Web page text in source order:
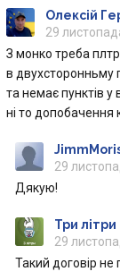
Олексій
29
З монко треба
в двухсторонньму
та немає пунктів у
ні то допобачення
29
Дякую!
Три літри
29
Такий договір